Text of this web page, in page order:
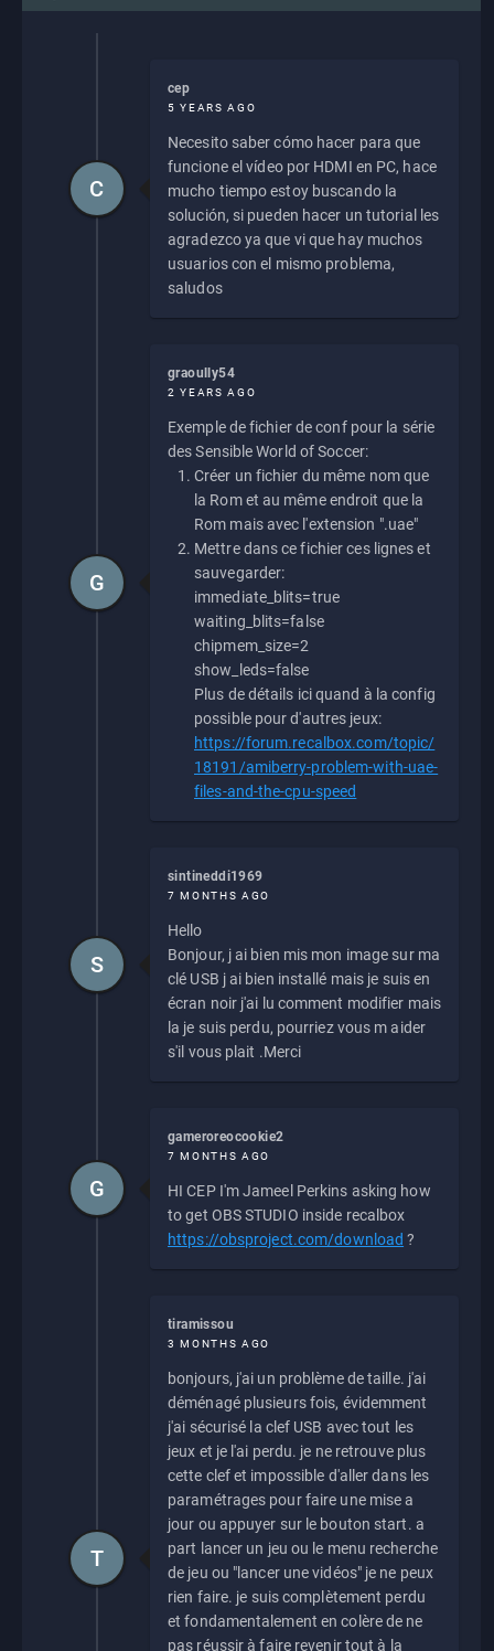
cep
5 YEARS AGO
Necesito saber cómo hacer para que
funcione el vídeo por HDMI en PC, hace
mucho tiempo estoy buscando la
solución, si pueden hacer un tutorial les
agradezco ya que vi que hay muchos
usuarios con el mismo problema,
saludos
C
graoully54
2 YEARS AGO
Exemple de fichier de conf pour la série
des Sensible World of Soccer:
Créer un fichier du même nom que
la Rom et au même endroit que la
Rom mais avec l'extension ".uae"
Mettre dans ce fichier ces lignes et
sauvegarder:
immediate_blits=true
waiting_blits=false
chipmem_size=2
show_leds=false
Plus de détails ici quand à la config
possible pour d'autres jeux:
https://forum.recalbox.com/topic/
18191/amiberry-problem-with-uae-
files-and-the-cpu-speed
G
sintineddi1969
7 MONTHS AGO
Hello
Bonjour, j ai bien mis mon image sur ma
clé USB j ai bien installé mais je suis en
écran noir j'ai lu comment modifier mais
la je suis perdu, pourriez vous m aider
s'il vous plait .Merci
S
gameroreocookie2
7 MONTHS AGO
HI CEP I'm Jameel Perkins asking how
to get OBS STUDIO inside recalbox
https://obsproject.com/download ?
G
tiramissou
3 MONTHS AGO
bonjours, j'ai un problème de taille. j'ai
déménagé plusieurs fois, évidemment
j'ai sécurisé la clef USB avec tout les
jeux et je l'ai perdu. je ne retrouve plus
cette clef et impossible d'aller dans les
paramétrages pour faire une mise a
jour ou appuyer sur le bouton start. a
part lancer un jeu ou le menu recherche
de jeu ou "lancer une vidéos" je ne peux
rien faire. je suis complètement perdu
et fondamentalement en colère de ne
pas réussir à faire revenir tout à la
T